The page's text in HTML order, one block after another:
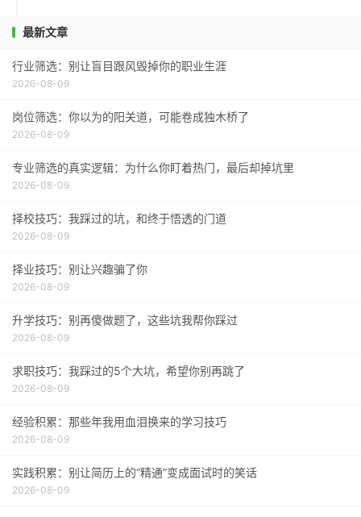
最新文章
行业筛选：别让盲目跟风毁掉你的职业生涯
2026-08-09
岗位筛选：你以为的阳关道，可能卷成独木桥了
2026-08-09
专业筛选的真实逻辑：为什么你盯着热门，最后却掉坑里
2026-08-09
择校技巧：我踩过的坑，和终于悟透的门道
2026-08-09
择业技巧：别让兴趣骗了你
2026-08-09
升学技巧：别再傻做题了，这些坑我帮你踩过
2026-08-09
求职技巧：我踩过的5个大坑，希望你别再跳了
2026-08-09
经验积累：那些年我用血泪换来的学习技巧
2026-08-09
实践积累：别让简历上的“精通”变成面试时的笑话
2026-08-09